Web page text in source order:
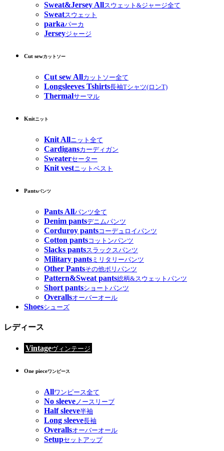
Sweat&Jersey Allスウェット&ジャージ全て
Sweatスウェット
parkaパーカ
Jerseyジャージ
Cut sewカットソー
Cut sew Allカットソー全て
Longsleeves Tshirts長袖Tシャツ(ロンT)
Thermalサーマル
Knitニット
Knit Allニット全て
Cardigansカーディガン
Sweaterセーター
Knit vestニットベスト
Pantsパンツ
Pants Allパンツ全て
Denim pantsデニムパンツ
Corduroy pantsコーデュロイパンツ
Cotton pantsコットンパンツ
Slacks pantsスラックスパンツ
Military pants ミリタリーパンツ
Other Pantsその他ポリパンツ
Pattern&Sweat pants総柄&スウェットパンツ
Short pantsショートパンツ
Overallsオーバーオール
Shoesシューズ
レディース
Vintageヴィンテージ
One pieceワンピース
Allワンピース全て
No sleeve ノースリーブ
Half sleeve半袖
Long sleeve長袖
Overallsオーバーオール
Setupセットアップ